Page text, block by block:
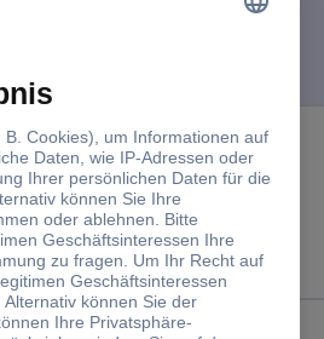
4 HE